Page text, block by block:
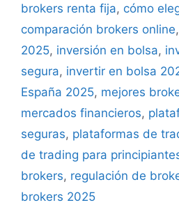
brokers renta fija, cómo
comparación brokers online,
2025, inversión en bolsa,
segura, invertir en bolsa
España 2025, mejores
mercados financieros,
seguras, plataformas de
de trading para
brokers, regulación de
brokers 2025